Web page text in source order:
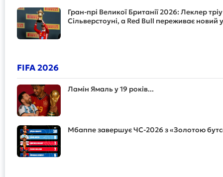
Гран-прі Великої Британії 2026: Леклер
Сільверстоуні, а Red Bull переживає новий
FIFA 2026
Ламін Ямаль у 19 років...
Мбаппе завершує ЧС-2026 з «Золотою